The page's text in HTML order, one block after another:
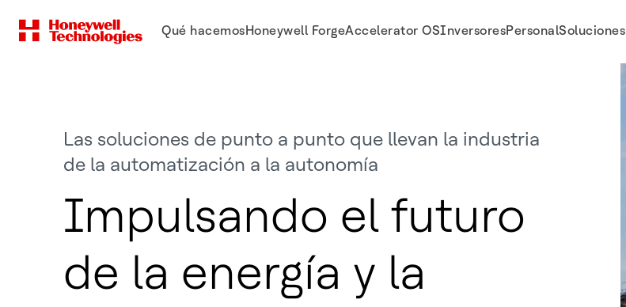
Qué hacemosHoneywell ForgeAccelerator OSInversoresPersonalSoluciones
Las soluciones de punto a punto que llevan la industria
de la automatización a la autonomía
Impulsando el futuro
de la energía y la